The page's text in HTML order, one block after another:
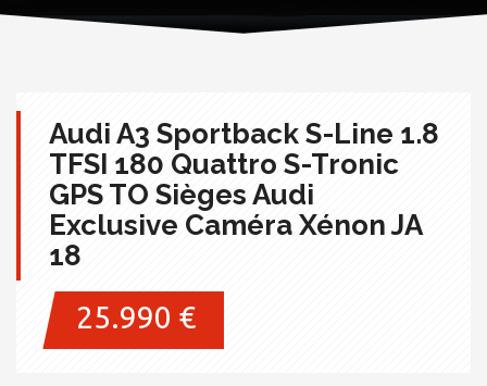
Audi A3 Sportback S-Line 1.8
TFSI 180 Quattro S-Tronic
GPS TO Sièges Audi
Exclusive Caméra Xénon JA
18
25.990 €